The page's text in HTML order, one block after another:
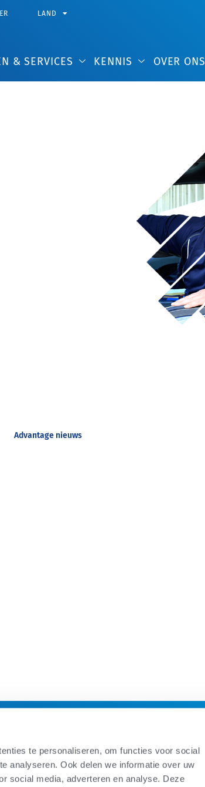
te personaliseren, om functies voor social
analyseren. Ook delen we informatie over uw
social media, adverteren en analyse. Deze
LAND
& SERVICES KENNIS OVER ONS
Advantage nieuws